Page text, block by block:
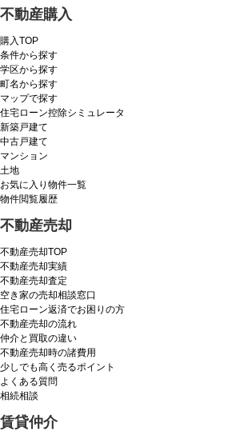
不動産購入
購入TOP
条件から探す
学区から探す
町名から探す
マップで探す
住宅ローン控除シミュレータ
新築戸建て
中古戸建て
マンション
土地
お気に入り物件一覧
物件閲覧履歴
不動産売却
不動産売却TOP
不動産売却実績
不動産売却査定
空き家の売却相談窓口
住宅ローン返済でお困りの方
不動産売却の流れ
仲介と買取の違い
不動産売却時の諸費用
少しでも高く売るポイント
よくある質問
相続相談
賃貸仲介